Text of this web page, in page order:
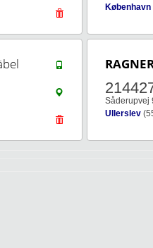
Såderupvej
Ullerslev